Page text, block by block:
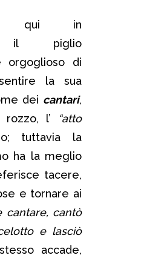
qui in
il piglio
orgoglioso di
la sua
dei cantari,
l’
“atto
tuttavia la
ha la meglio
tacere,
e tornare ai
cantare, cantò
e lasciò
accade,